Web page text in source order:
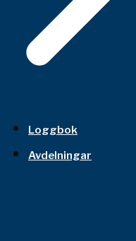
Loggbok
Avdelningar